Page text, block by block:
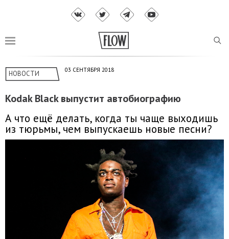
НОВОСТИ 03 СЕНТЯБРЯ 2018
Kodak Black выпустит автобиографию
А что ещё делать, когда ты чаще выходишь
из тюрьмы, чем выпускаешь новые песни?